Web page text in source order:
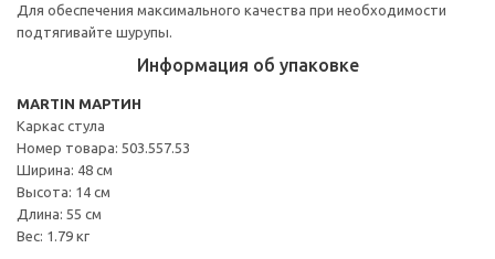
Для обеспечения максимального качества при необходимости
подтягивайте шурупы.
Информация об упаковке
MARTIN МАРТИН
Каркас стула
Номер товара: 503.557.53
Ширина: 48 см
Высота: 14 см
Длина: 55 см
Вес: 1.79 кг